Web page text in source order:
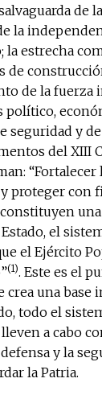
de
la
la estrecha
de
de la fuerza
seguridad y
del XIII
“Fortalecer
proteger con
el
el Ejército
(1). Este es el
crea una base
todo el
a cabo
y la
la Patria.